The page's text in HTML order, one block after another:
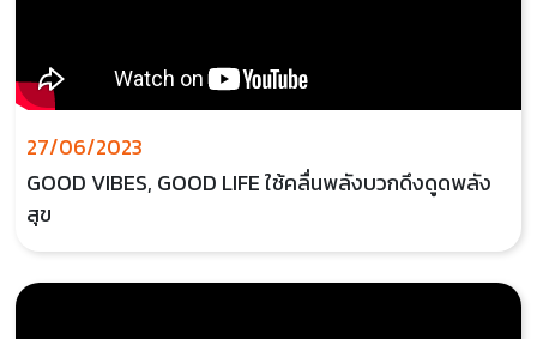
27/06/2023
GOOD VIBES, GOOD LIFE ใช้คลื่นพลังบวกดึงดูดพลัง
สุข